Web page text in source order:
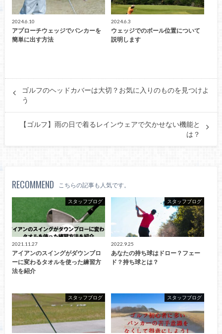
2024.6.10
アプローチウェッジでバンカーを
簡単に出す方法
2024.6.3
ウェッジでのボール位置について
説明します
ゴルフのヘッドカバーは大切？お気に入りのものを見つけよ
う
【ゴルフ】雨の日で着るレインウェアで欠かせない機能と
は？
RECOMMEND こちらの記事も人気です。
スタッフブログ
2021.11.27
アイアンのスイングがダウンブロ
ーに変わるタオルを使った練習方
法を紹介
スタッフブログ
2022.9.25
あなたの持ち球はドロー？フェー
ド？持ち球とは？
スタッフブログ スタッフブログ